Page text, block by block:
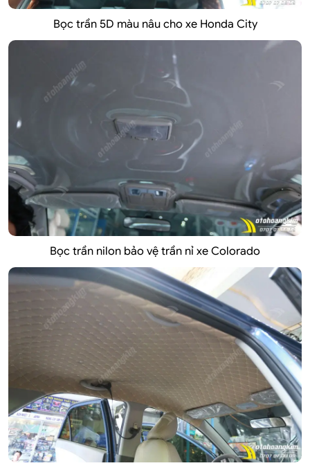
Bọc trần 5D màu nâu cho xe Honda City
Bọc trần nilon bảo vệ trần nỉ xe Colorado